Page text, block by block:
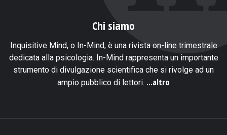
Chi siamo
Inquisitive Mind, o In-Mind, è una rivista on-line trimestrale
dedicata alla psicologia. In-Mind rappresenta un importante
strumento di divulgazione scientifica che si rivolge ad un
ampio pubblico di lettori. ...altro